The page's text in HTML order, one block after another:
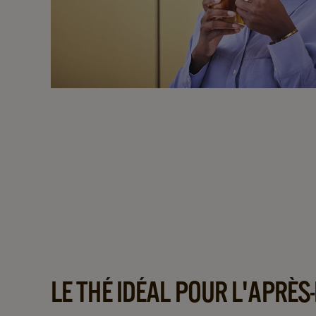
LE THÉ IDÉAL POUR